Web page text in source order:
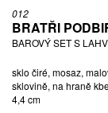
012
BRATŘI
BAROVÝ SET S
sklo čiré, mosaz,
sklovině, na hraně
4,4 cm